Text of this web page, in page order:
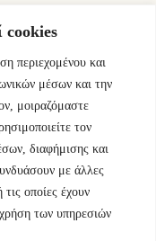
cookies
περιεχομένου και
μέσων και την
μοιραζόμαστε
τον
διαφήμισης και
με άλλες
οποίες έχουν
των υπηρεσιών
Ελλάδα.